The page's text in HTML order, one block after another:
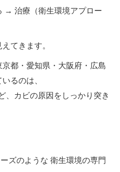
→ 治療（衛生環境アプロー
てきます。
都・愛知県・大阪府・広島
るのは、
、カビの原因をしっかり突き
ズのような 衛生環境の専門